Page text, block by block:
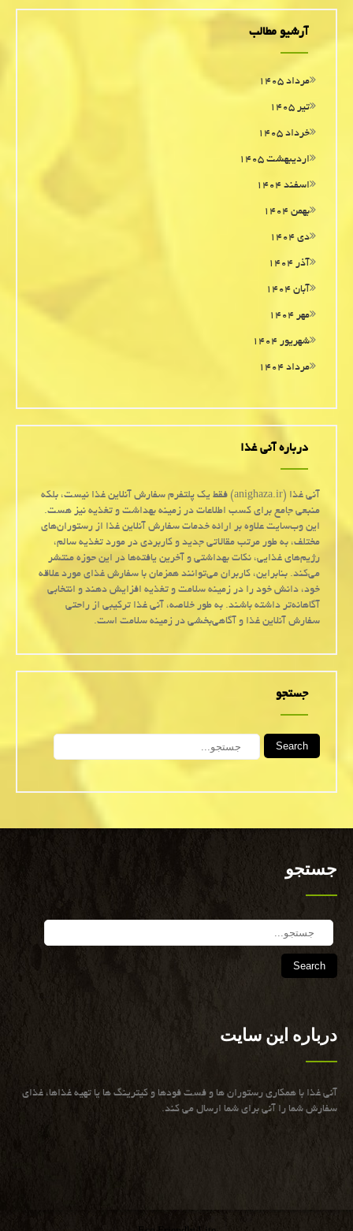
آرشیو مطالب
مرداد ۱۴۰۵
تیر ۱۴۰۵
خرداد ۱۴۰۵
اردیبهشت ۱۴۰۵
اسفند ۱۴۰۴
بهمن ۱۴۰۴
دی ۱۴۰۴
آذر ۱۴۰۴
آبان ۱۴۰۴
مهر ۱۴۰۴
شهریور ۱۴۰۴
مرداد ۱۴۰۴
درباره آنی غذا
آنی غذا (anighaza.ir) فقط یک پلتفرم سفارش آنلاین غذا نیست، بلکه
منبعی جامع برای کسب اطلاعات در زمینه بهداشت و تغذیه نیز هست.
این وب‌سایت علاوه بر ارائه خدمات سفارش آنلاین غذا از رستوران‌های
مختلف، به طور مرتب مقالاتی جدید و کاربردی در مورد تغذیه سالم،
رژیم‌های غذایی، نکات بهداشتی و آخرین یافته‌ها در این حوزه منتشر
می‌کند. بنابراین، کاربران می‌توانند همزمان با سفارش غذای مورد علاقه
خود، دانش خود را در زمینه سلامت و تغذیه افزایش دهند و انتخابی
آگاهانه‌تر داشته باشند. به طور خلاصه، آنی غذا ترکیبی از راحتی
سفارش آنلاین غذا و آگاهی‌بخشی در زمینه سلامت است.
جستجو
Search
جستجو
Search
درباره این سایت
آنی غذا با همكاری رستوران ها و فست فودها و كیترینگ ها یا تهیه غذاها، غذای
سفارش شما را آنی برای شما ارسال می كند.